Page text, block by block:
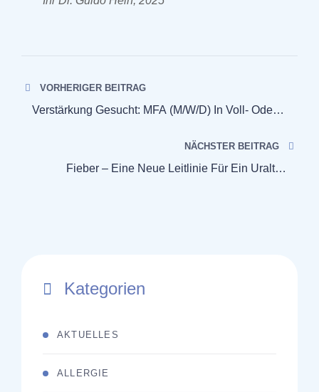
VORHERIGER BEITRAG
Verstärkung Gesucht: MFA (m/w/d) In Voll- Oder
NÄCHSTER BEITRAG
Fieber – Eine Neue Leitlinie Für Ein Uraltes
Kategorien
AKTUELLES
ALLERGIE